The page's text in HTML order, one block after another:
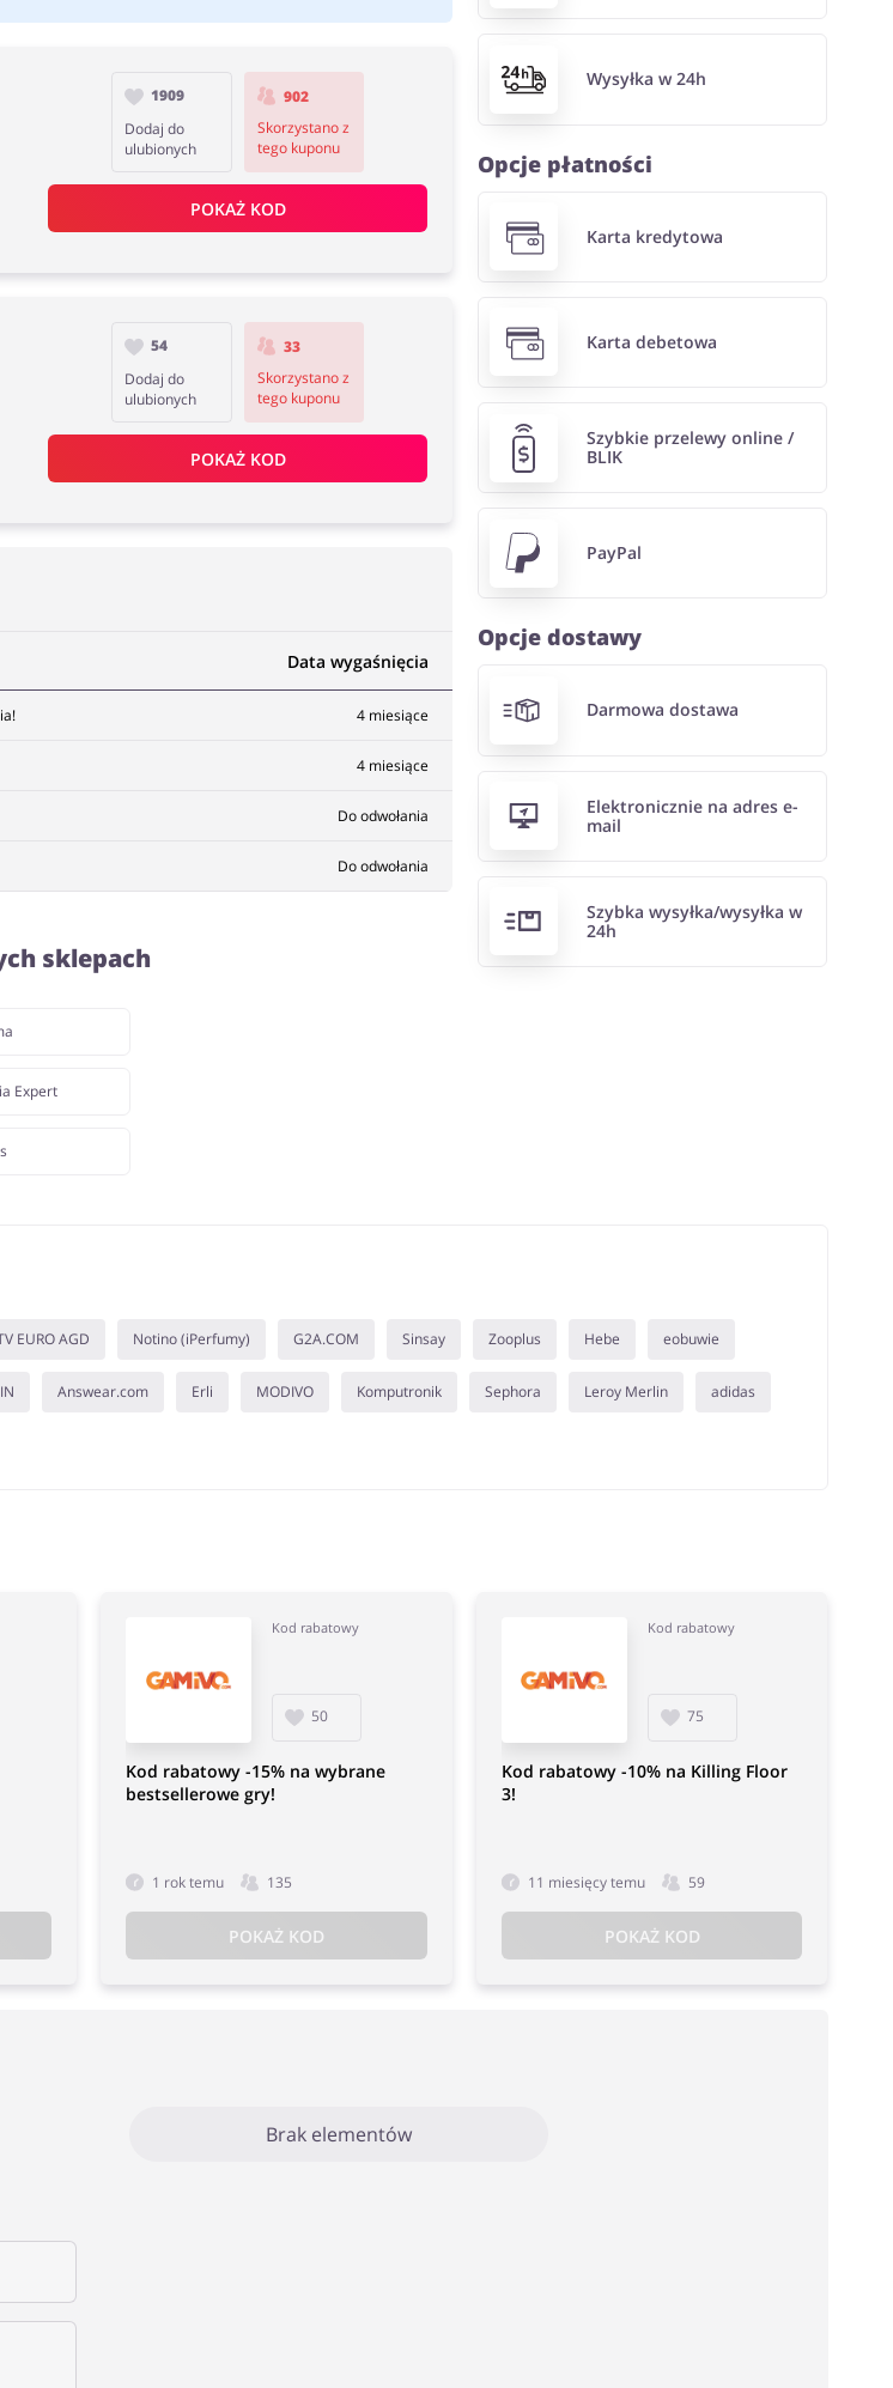
1909
Dodaj do
ulubionych
902
Skorzystano z
tego kuponu
POKAŻ KOD
54
Dodaj do
ulubionych
33
Skorzystano z
tego kuponu
POKAŻ KOD
Data wygaśnięcia
4 miesiące
4 miesiące
Do odwołania
Do odwołania
sklepach
Expert
Wysyłka w 24h
Opcje płatności
Karta kredytowa
Karta debetowa
Szybkie przelewy online /
BLIK
PayPal
Opcje dostawy
Darmowa dostawa
Elektronicznie na adres e-
mail
Szybka wysyłka/wysyłka w
24h
EURO AGD Notino (iPerfumy) G2A.COM Sinsay Zooplus Hebe eobuwie
Answear.com Erli MODIVO Komputronik Sephora Leroy Merlin adidas
Kod rabatowy
50
Kod rabatowy -15% na wybrane
bestsellerowe gry!
1 rok temu 135
POKAŻ KOD
Kod rabatowy
75
Kod rabatowy -10% na Killing Floor
3!
11 miesięcy temu 59
POKAŻ KOD
Brak elementów